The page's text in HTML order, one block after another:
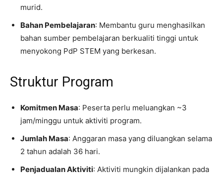
murid.
Bahan Pembelajaran: Membantu guru menghasilkan
bahan sumber pembelajaran berkualiti tinggi untuk
menyokong PdP STEM yang berkesan.
Struktur Program
Komitmen Masa: Peserta perlu meluangkan ~3
jam/minggu untuk aktiviti program.
Jumlah Masa: Anggaran masa yang diluangkan selama
2 tahun adalah 36 hari.
Penjadualan Aktiviti: Aktiviti mungkin dijalankan pada